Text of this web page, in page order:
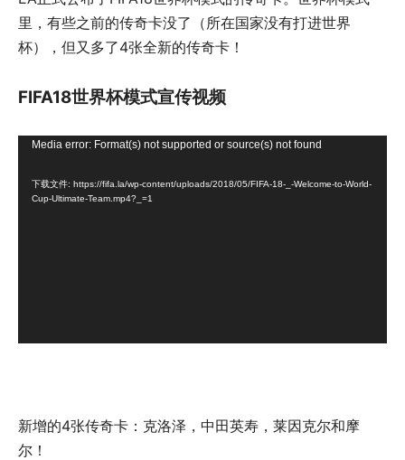
里，有些之前的传奇卡没了（所在国家没有打进世界
杯），但又多了4张全新的传奇卡！
FIFA18世界杯模式宣传视频
Media error: Format(s) not supported or source(s) not found
下载文件: https://fifa.la/wp-content/uploads/2018/05/FIFA-18-_-Welcome-to-World-
Cup-Ultimate-Team.mp4?_=1
新增的4张传奇卡：克洛泽，中田英寿，莱因克尔和摩
尔！